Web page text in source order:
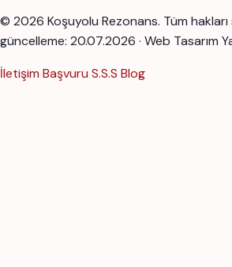
© 2026 Koşuyolu Rezonans. Tüm hakları
güncelleme: 20.07.2026 · Web Tasarım
İletişim Başvuru S.S.S Blog